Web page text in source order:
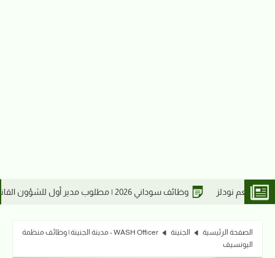
وظائف سوداني 2026 | مطلوب
الصفحة الرئيسية الجنينة
WASH Officer - مدينة الجنينة | وظائف منظمة
اليونسيف